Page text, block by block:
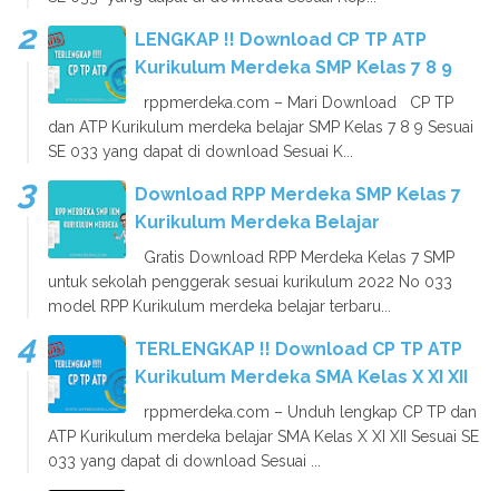
LENGKAP !! Download CP TP ATP
Kurikulum Merdeka SMP Kelas 7 8 9
rppmerdeka.com – Mari Download CP TP
dan ATP Kurikulum merdeka belajar SMP Kelas 7 8 9 Sesuai
SE 033 yang dapat di download Sesuai K...
Download RPP Merdeka SMP Kelas 7
Kurikulum Merdeka Belajar
Gratis Download RPP Merdeka Kelas 7 SMP
untuk sekolah penggerak sesuai kurikulum 2022 No 033
model RPP Kurikulum merdeka belajar terbaru...
TERLENGKAP !! Download CP TP ATP
Kurikulum Merdeka SMA Kelas X XI XII
rppmerdeka.com – Unduh lengkap CP TP dan
ATP Kurikulum merdeka belajar SMA Kelas X XI XII Sesuai SE
033 yang dapat di download Sesuai ...